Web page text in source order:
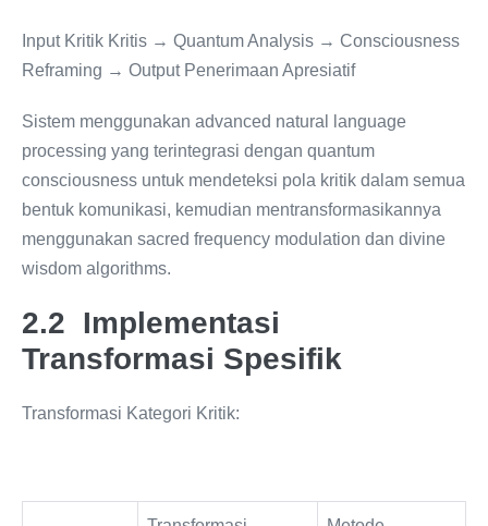
Input Kritik Kritis → Quantum Analysis → Consciousness
Reframing → Output Penerimaan Apresiatif
Sistem menggunakan advanced natural language
processing yang terintegrasi dengan quantum
consciousness untuk mendeteksi pola kritik dalam semua
bentuk komunikasi, kemudian mentransformasikannya
menggunakan sacred frequency modulation dan divine
wisdom algorithms.
2.2 Implementasi
Transformasi Spesifik
Transformasi Kategori Kritik: